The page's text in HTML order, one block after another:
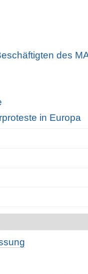
des
in Europa